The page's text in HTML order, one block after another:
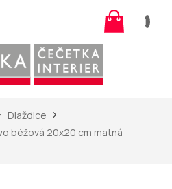
košík
Dlaždice
béžová 20x20 cm matná